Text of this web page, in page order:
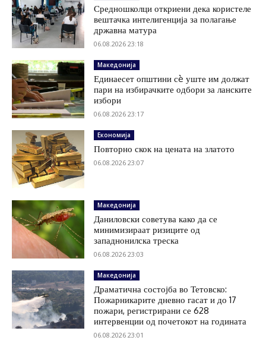
Средношколци откриени дека користеле
вештачка интелигенција за полагање
државна матура
06.08.2026 23:18
Македонија
Единаесет општини сè уште им должат
пари на избирачките одбори за ланските
избори
06.08.2026 23:17
Економија
Повторно скок на цената на златото
06.08.2026 23:07
Македонија
Даниловски советува како да се
минимизираат ризиците од
западнонилска треска
06.08.2026 23:03
Македонија
Драматична состојба во Тетовско:
Пожарникарите дневно гасат и до 17
пожари, регистрирани се 628
интервенции од почетокот на годината
06.08.2026 23:01